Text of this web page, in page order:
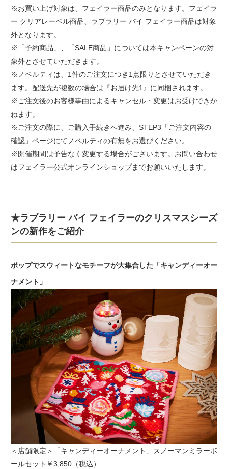
※お買い上げ対象は、フェイラー商品のみとなります。フェイラ
ー クリアレーベル商品、ラブラリー バイ フェイラー商品は対象
外となります。
※「予約商品」、「SALE商品」については本キャンペーンの対
象外とさせていただきます。
※ノベルティは、1件のご注文につき1点限りとさせていただき
ます。配送先が複数の場合は『お届け先1』に同梱されます。
※ご注文後のお客様事由によるキャンセル・変更はお受けできか
ねます。
※ご注文の際に、ご購入手続きへ進み、STEP3「ご注文内容の
確認」ページにてノベルティの有無をお選びください。
※開催期間は予告なく変更する場合がございます。お問い合わせ
はフェイラー公式オンラインショップまでお願いいたします。
★ラブラリー バイ フェイラーのクリスマスシーズ
ンの新作をご紹介
ポップでスウィートなモチーフが大集合した「キャンディーオー
ナメント」
＜店舗限定＞「キャンディーオーナメント」スノーマンミラーボ
ールセット￥3,850（税込）